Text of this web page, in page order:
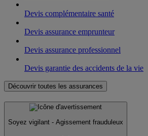
Devis complémentaire santé
Devis assurance emprunteur
Devis assurance professionnel
Devis garantie des accidents de la vie
Découvrir toutes les assurances
Soyez vigilant - Agissement frauduleux